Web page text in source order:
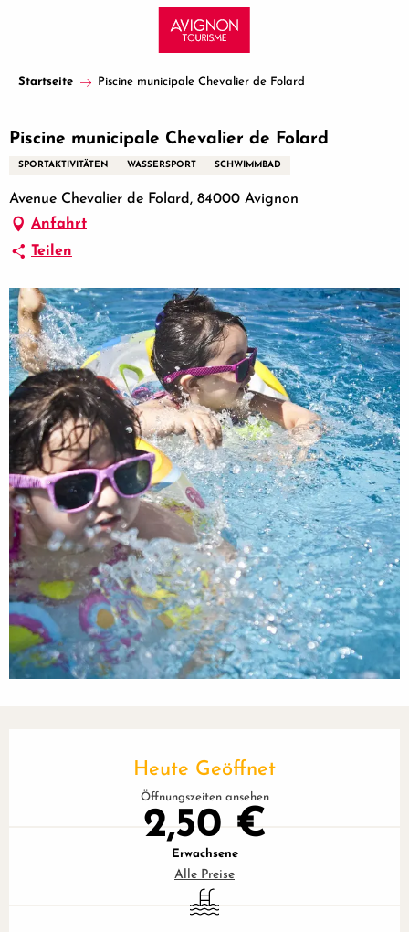
principal
Startseite Piscine municipale Chevalier de Folard
Piscine municipale Chevalier de Folard
SPORTAKTIVITÄTEN WASSERSPORT SCHWIMMBAD
Avenue Chevalier de Folard, 84000 Avignon
Anfahrt
Teilen
Heute Geöffnet
Öffnungszeiten ansehen
2,50 €
Erwachsene
Alle Preise
Schwimmbad